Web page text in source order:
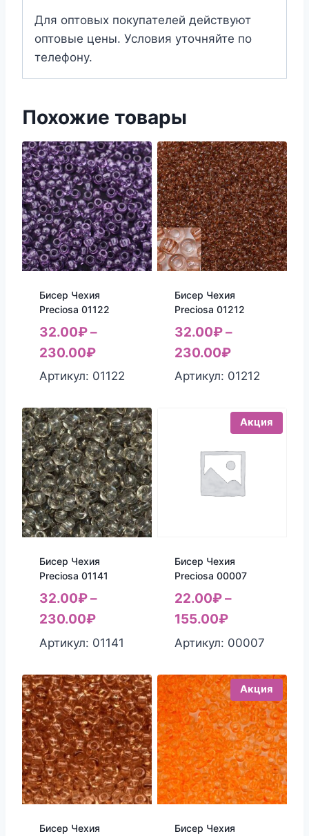
Для оптовых покупателей действуют
оптовые цены. Условия уточняйте по
телефону.
Похожие товары
Бисер Чехия
Preciosa 01122
32.00₽–
230.00₽
Артикул: 01122
Бисер Чехия
Preciosa 01212
32.00₽–
230.00₽
Артикул: 01212
Бисер Чехия
Preciosa 01141
32.00₽–
230.00₽
Артикул: 01141
Акция
Бисер Чехия
Preciosa 00007
22.00₽–
155.00₽
Артикул: 00007
Бисер Чехия
Акция
Бисер Чехия